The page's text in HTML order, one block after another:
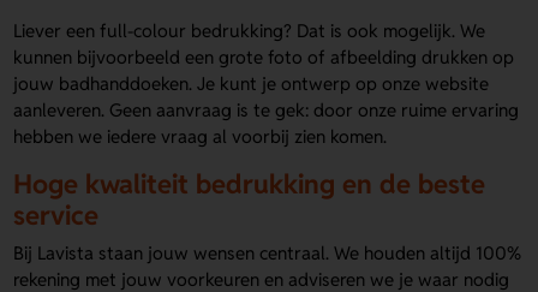
Liever een full-colour bedrukking? Dat is ook mogelijk. We
kunnen bijvoorbeeld een grote foto of afbeelding drukken op
jouw badhanddoeken. Je kunt je ontwerp op onze website
aanleveren. Geen aanvraag is te gek: door onze ruime ervaring
hebben we iedere vraag al voorbij zien komen.
Hoge kwaliteit bedrukking en de beste
service
Bij Lavista staan jouw wensen centraal. We houden altijd 100%
rekening met jouw voorkeuren en adviseren we je waar nodig